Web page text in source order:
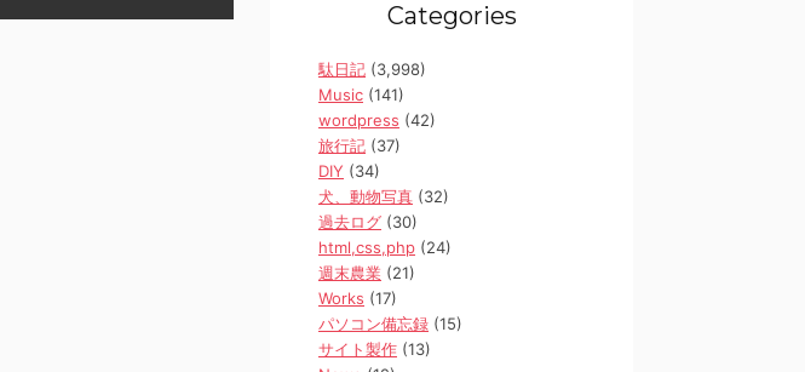
Categories
駄日記 (3,998)
Music (141)
wordpress (42)
旅行記 (37)
DIY (34)
犬、動物写真 (32)
過去ログ (30)
html,css,php (24)
週末農業 (21)
Works (17)
パソコン備忘録 (15)
サイト製作 (13)